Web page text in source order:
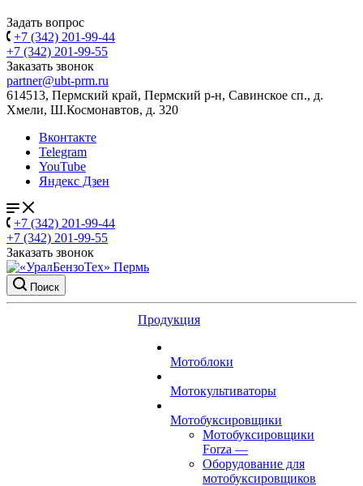
Задать вопрос
+7 (342) 201-99-44
+7 (342) 201-99-55
Заказать звонок
partner@ubt-prm.ru
614513, Пермский край, Пермский р-н, Савинское сп., д.
Хмели, Ш.Космонавтов, д. 320
Вконтакте
Telegram
YouTube
Яндекс Дзен
+7 (342) 201-99-44
+7 (342) 201-99-55
Заказать звонок
Поиск
Продукция
Мотоблоки
Мотокультиваторы
Мотобуксировщики
Мотобуксировщики
Forza —
Оборудование для
мотобуксировщиков